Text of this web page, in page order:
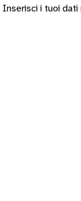
Inserisci i tuoi dati